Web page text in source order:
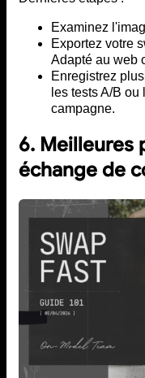
Examinez
Exportez votre
Adapté au web
Enregistrez
les tests A/B
campagne.
6. Meilleures
échange de